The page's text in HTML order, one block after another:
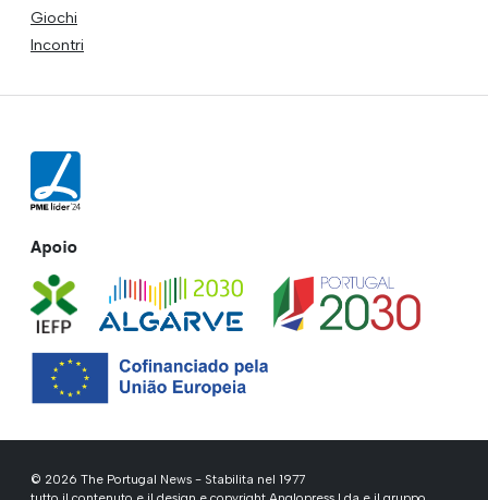
Giochi
Incontri
Apoio
© 2026 The Portugal News - Stabilita nel 1977